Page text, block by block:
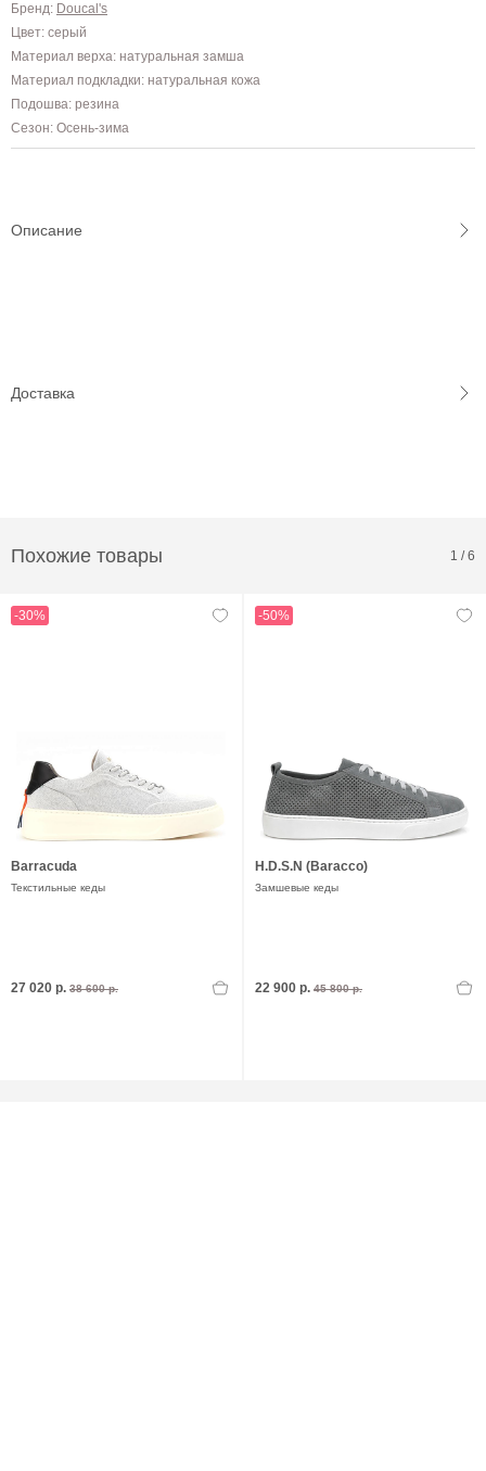
Бренд: Doucal's
Цвет: серый
Материал верха: натуральная замша
Материал подкладки: натуральная кожа
Подошва: резина
Сезон: Осень-зима
Описание
Доставка
Похожие товары 1 /6
-30%
Barracuda
Текстильные кеды
27 020 р. 38 600 р.
-50%
H.D.S.N (Baracco)
Замшевые кеды
22 900 р. 45 800 р.